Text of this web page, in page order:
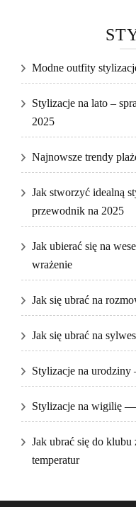
Modne outfity
Stylizacje na lato –
2025
Najnowsze trendy
Jak stworzyć idealną
przewodnik na 2025
Jak ubierać się na
wrażenie
Jak się ubrać na
Jak się ubrać na
Stylizacje na urodziny
Stylizacje na wigilię —
Jak ubrać się do
temperatur